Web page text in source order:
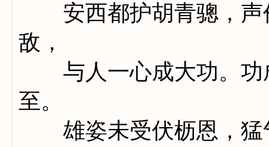
安西都护胡青骢，声
敌，
与人一心成大功。功
至。
雄姿未受伏枥恩，猛